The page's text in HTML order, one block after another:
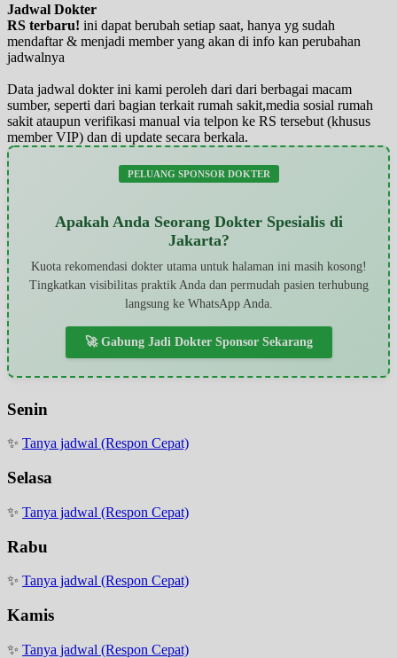
Jadwal Dokter
RS terbaru! ini dapat berubah setiap saat, hanya yg sudah
mendaftar & menjadi member yang akan di info kan perubahan
jadwalnya
Data jadwal dokter ini kami peroleh dari dari berbagai macam
sumber, seperti dari bagian terkait rumah sakit,media sosial rumah
sakit ataupun verifikasi manual via telpon ke RS tersebut (khusus
member VIP) dan di update secara berkala.
PELUANG SPONSOR DOKTER
Apakah Anda Seorang Dokter Spesialis di
Jakarta?
Kuota rekomendasi dokter utama untuk halaman ini masih kosong!
Tingkatkan visibilitas praktik Anda dan permudah pasien terhubung
langsung ke WhatsApp Anda.
🚀 Gabung Jadi Dokter Sponsor Sekarang
Senin
✨ Tanya jadwal (Respon Cepat)
Selasa
✨ Tanya jadwal (Respon Cepat)
Rabu
✨ Tanya jadwal (Respon Cepat)
Kamis
✨ Tanya jadwal (Respon Cepat)